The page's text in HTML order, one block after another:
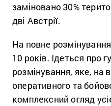
заміновано 30%
дві Австрії.
На повне
10 років. Ідеться про
розмінування, яке, на
оперативного та
комплексний огляд